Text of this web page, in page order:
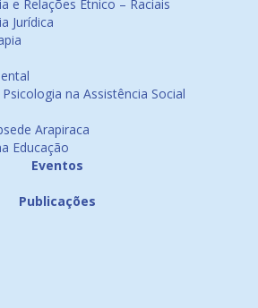
e Relações Étnico – Raciais
Jurídica
na Assistência Social
Arapiraca
Educação
Eventos
Publicações